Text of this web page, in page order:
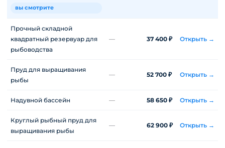
вы смотрите
Прочный складной
квадратный резервуар для
рыбоводства
— 37 400 ₽ Открыть →
Пруд для выращивания
рыбы
— 52 700 ₽ Открыть →
Надувной бассейн — 58 650 ₽ Открыть →
Круглый рыбный пруд для
выращивания рыбы
— 62 900 ₽ Открыть →